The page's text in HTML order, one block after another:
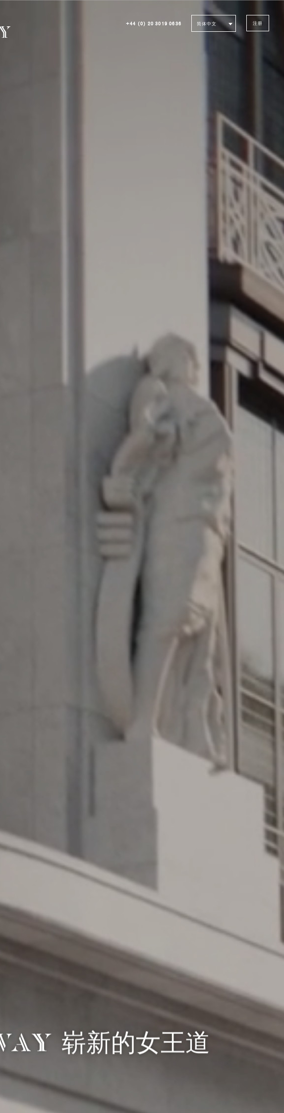
）
+44 (0) 20 3019 0636 简体中文 注册
崭新的女王道